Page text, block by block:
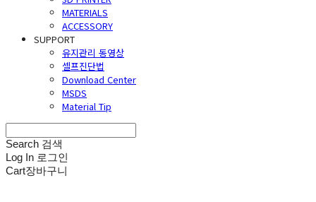
MATERIALS
ACCESSORY
SUPPORT
유지관리 동영상
셀프진단법
Download Center
MSDS
Material Tip
Search 검색
Log In 로그인
Cart장바구니